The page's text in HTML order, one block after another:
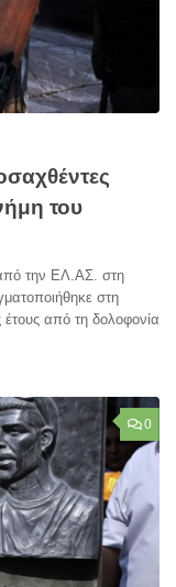
του
την ΕΛ.ΑΣ. στη
στη
από τη δολοφονία
0